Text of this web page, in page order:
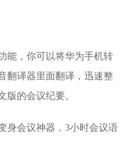
能，你可以将华为手机转
翻译器里面翻译，迅速整
版的会议纪要。